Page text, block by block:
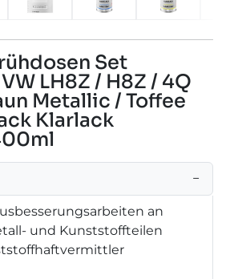
Set
LH8Z / H8Z / 4Q
Metallic / Toffee
Klarlack
−
an
und Kunststoffteilen